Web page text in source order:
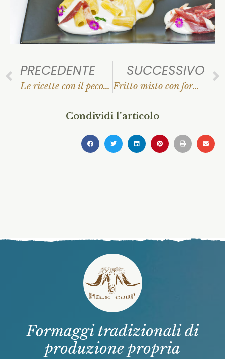
PRECEDENTE
Le ricette con il pecorino stagionato. I consigli di Milk Coop
SUCCESSIVO
Fritto misto con formaggi. Le delizie di Patrizia!
Condividi l'articolo
Formaggi tradizionali di
produzione propria